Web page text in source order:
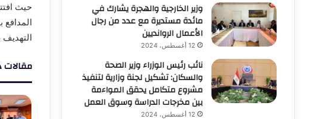
وزير الخارجية والهجرة يشارك في
مائدة مستديرة مع عدد من رجال
الأعمال الروانديين
12 أغسطس، 2024
نائب رئيس الوزراء وزير الصحة
والسكان: تشكيل لجنة وزارية لتنفيذ
مشروع متكامل يحقق المواءمة
بين مخرجات الدراسة وسوق العمل
12 أغسطس، 2024